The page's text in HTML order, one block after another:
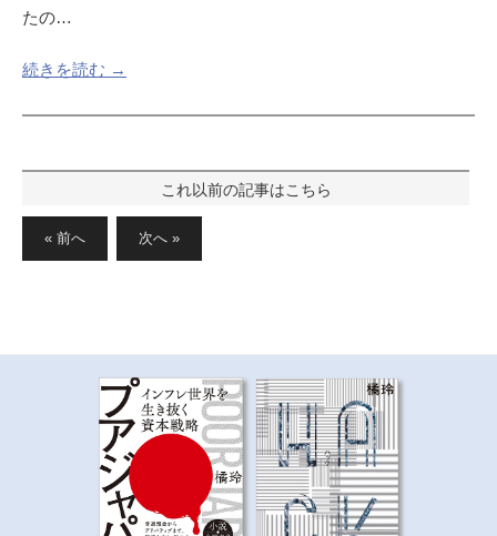
たの…
続きを読む →
稿
« 前へ 次へ »